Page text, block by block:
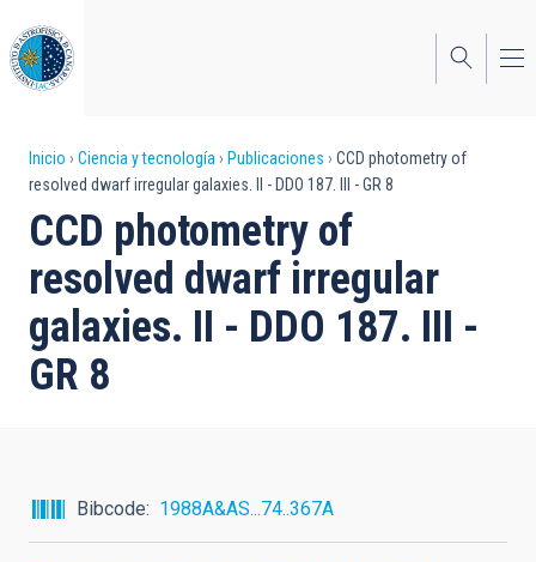
al
contenido
principal
Sobrescribir
enlaces
de
ayuda
a
la
Inicio Ciencia y tecnología Publicaciones
CCD photometry of
resolved dwarf irregular galaxies. II - DDO 187. III - GR 8
CCD photometry of
resolved dwarf irregular
galaxies. II - DDO 187. III -
GR 8
Bibcode 1988A&AS...74..367A